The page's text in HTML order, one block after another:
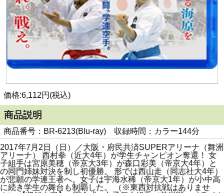
価格:6,112円(税込)
商品説明
商品番号：BR-6213(Blu-ray) 収録時間：カラー144分
2017年7月2日（日）／大阪・府民共済SUPERアリーナ（舞洲
アリーナ） 西村拳（近大4年）が学生チャンピオン奪還！ 女
子組手は宮原美穂（帝京大3年）が森口彩美（帝京大4年）と
の同門姉妹対決を制し初優勝。 形では西山走（同志社大4年）
が悲願の学連王者へ。女子は宇海水稀（帝京大1年）が小中高
に続き学生の舞台も制覇した。 （※東西対抗戦はありませ